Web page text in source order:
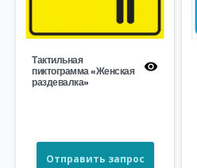
Тактильная
пиктограмма «Женская
раздевалка»
Отправить запрос